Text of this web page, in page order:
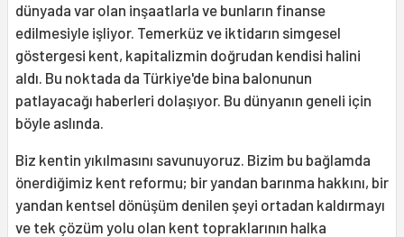
dünyada var olan inşaatlarla ve bunların finanse
edilmesiyle işliyor. Temerküz ve iktidarın simgesel
göstergesi kent, kapitalizmin doğrudan kendisi halini
aldı. Bu noktada da Türkiye'de bina balonunun
patlayacağı haberleri dolaşıyor. Bu dünyanın geneli için
böyle aslında.
Biz kentin yıkılmasını savunuyoruz. Bizim bu bağlamda
önerdiğimiz kent reformu; bir yandan barınma hakkını, bir
yandan kentsel dönüşüm denilen şeyi ortadan kaldırmayı
ve tek çözüm yolu olan kent topraklarının halka